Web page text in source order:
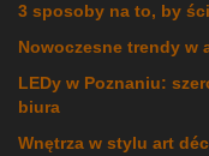
3 sposoby na to, by
Nowoczesne trendy w
LEDy w Poznaniu:
biura
Wnętrza w stylu art